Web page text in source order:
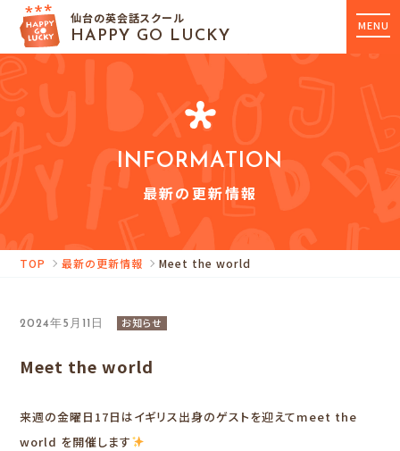
MENU
仙台の英会話スクール
HAPPY GO LUCKY
INFORMATION
最新の更新情報
TOP 最新の更新情報 Meet the world
2024年5月11日 お知らせ
Meet the world
来週の金曜日17日はイギリス出身のゲストを迎えてmeet the
world を開催します